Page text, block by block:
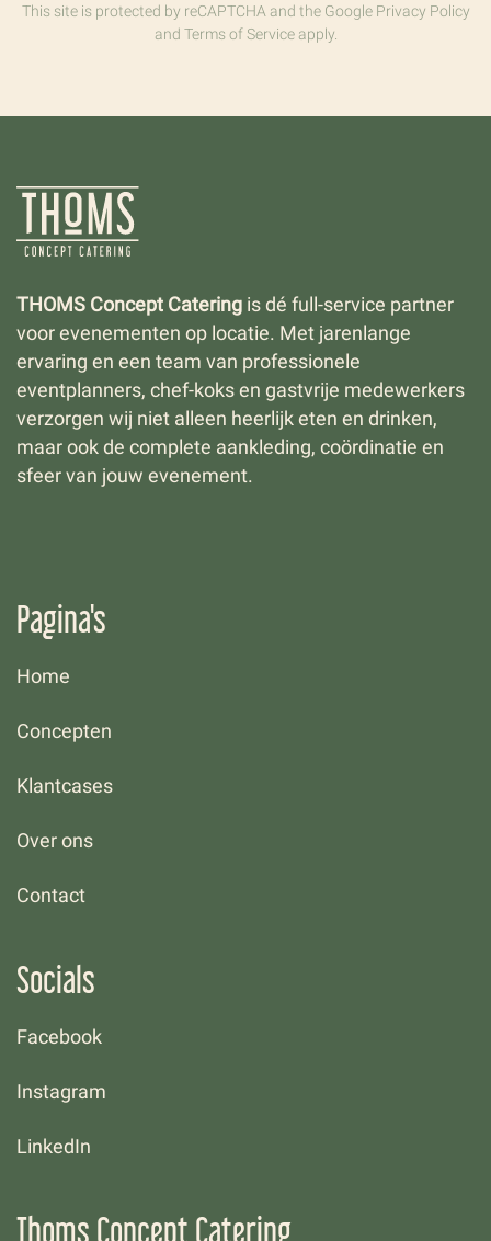
This site is protected by reCAPTCHA and the Google Privacy Policy
and Terms of Serviceapply.
THOMS Concept Catering is dé full-service partner
voor evenementen op locatie. Met jarenlange
ervaring en een team van professionele
eventplanners, chef-koks en gastvrije medewerkers
verzorgen wij niet alleen heerlijk eten en drinken,
maar ook de complete aankleding, coördinatie en
sfeer van jouw evenement.
Pagina's
Home
Concepten
Klantcases
Over ons
Contact
Socials
Facebook
Instagram
LinkedIn
Thoms Concept Catering